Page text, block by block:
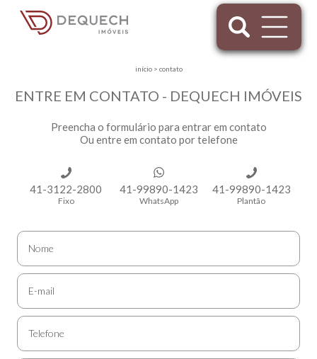
início> contato
ENTRE EM CONTATO - DEQUECH IMÓVEIS
Preencha o formulário para entrar em contato
Ou entre em contato por telefone
41-3122-2800
Fixo
41-99890-1423
WhatsApp
41-99890-1423
Plantão